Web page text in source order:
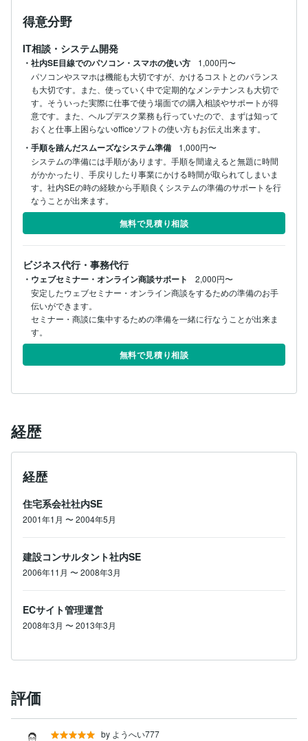
得意分野
IT相談・システム開発
・社内SE目線でのパソコン・スマホの使い方
1,000円〜
パソコンやスマホは機能も大切ですが、かけるコストとのバランス
も大切です。また、使っていく中で定期的なメンテナンスも大切で
す。そういった実際に仕事で使う場面での購入相談やサポートが得
意です。また、ヘルプデスク業務も行っていたので、まずは知って
おくと仕事上困らないofficeソフトの使い方もお伝え出来ます。
・手順を踏んだスムーズなシステム準備
1,000円〜
システムの準備には手順があります。手順を間違えると無題に時間
がかかったり、手戻りしたり事業にかける時間が取られてしまいま
す。社内SEの時の経験から手順良くシステムの準備のサポートを行
なうことが出来ます。
無料で見積り相談
ビジネス代行・事務代行
・ウェブセミナー・オンライン商談サポート
2,000円〜
安定したウェブセミナー・オンライン商談をするための準備のお手
伝いができます。
セミナー・商談に集中するための準備を一緒に行なうことが出来ま
す。
無料で見積り相談
経歴
経歴
住宅系会社社内SE
2001年1月 〜2004年5月
建設コンサルタント社内SE
2006年11月 〜2008年3月
ECサイト管理運営
2008年3月 〜2013年3月
評価
by ようへい777